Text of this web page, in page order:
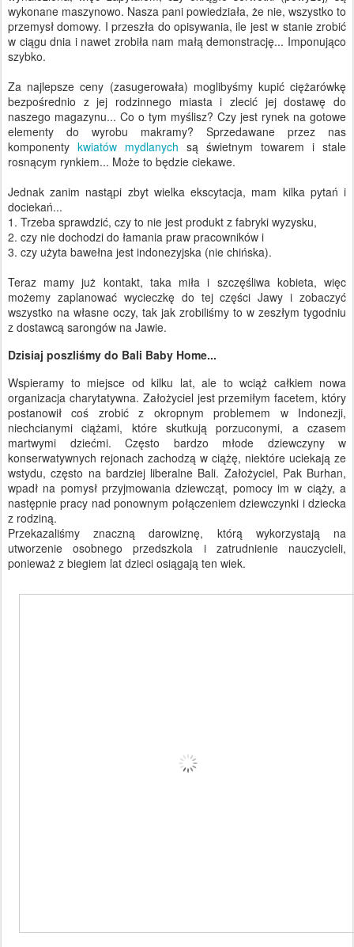
wykonane maszynowo. Nasza pani powiedziała, że ​​nie, wszystko to
przemysł domowy. I przeszła do opisywania, ile jest w stanie zrobić
w ciągu dnia i nawet zrobiła nam małą demonstrację... Imponująco
szybko.
Za najlepsze ceny (zasugerowała) moglibyśmy kupić ciężarówkę
bezpośrednio z jej rodzinnego miasta i zlecić jej dostawę do
naszego magazynu... Co o tym myślisz? Czy jest rynek na gotowe
elementy do wyrobu makramy? Sprzedawane przez nas
komponenty kwiatów mydlanych są świetnym towarem i stale
rosnącym rynkiem... Może to będzie ciekawe.
Jednak zanim nastąpi zbyt wielka ekscytacja, mam kilka pytań i
dociekań...
1. Trzeba sprawdzić, czy to nie jest produkt z fabryki wyzysku,
2. czy nie dochodzi do łamania praw pracowników i
3. czy użyta bawełna jest indonezyjska (nie chińska).
Teraz mamy już kontakt, taka miła i szczęśliwa kobieta, więc
możemy zaplanować wycieczkę do tej części Jawy i zobaczyć
wszystko na własne oczy, tak jak zrobiliśmy to w zeszłym tygodniu
z dostawcą sarongów na Jawie.
Dzisiaj poszliśmy do Bali Baby Home...
Wspieramy to miejsce od kilku lat, ale to wciąż całkiem nowa
organizacja charytatywna. Założyciel jest przemiłym facetem, który
postanowił coś zrobić z okropnym problemem w Indonezji,
niechcianymi ciążami, które skutkują porzuconymi, a czasem
martwymi dziećmi. Często bardzo młode dziewczyny w
konserwatywnych rejonach zachodzą w ciążę, niektóre uciekają ze
wstydu, często na bardziej liberalne Bali. Założyciel, Pak Burhan,
wpadł na pomysł przyjmowania dziewcząt, pomocy im w ciąży, a
następnie pracy nad ponownym połączeniem dziewczynki i dziecka
z rodziną.
Przekazaliśmy znaczną darowiznę, którą wykorzystają na
utworzenie osobnego przedszkola i zatrudnienie nauczycieli,
ponieważ z biegiem lat dzieci osiągają ten wiek.